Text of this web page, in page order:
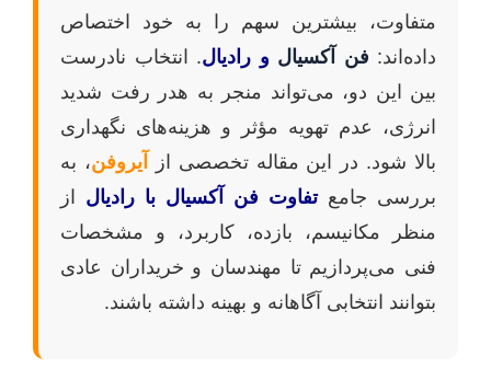
متفاوت، بیشترین سهم را به خود اختصاص
داده‌اند: فن آکسیال و رادیال. انتخاب نادرست
بین این دو، می‌تواند منجر به هدر رفت شدید
انرژی، عدم تهویه مؤثر و هزینه‌های نگهداری
بالا شود. در این مقاله تخصصی از
آیروفن، به
بررسی جامعتفاوت فن آکسیال با رادیال از
منظر مکانیسم، بازده، کاربرد، و مشخصات
فنی می‌پردازیم تا مهندسان و خریداران عادی
بتوانند انتخابی آگاهانه و بهینه داشته باشند.